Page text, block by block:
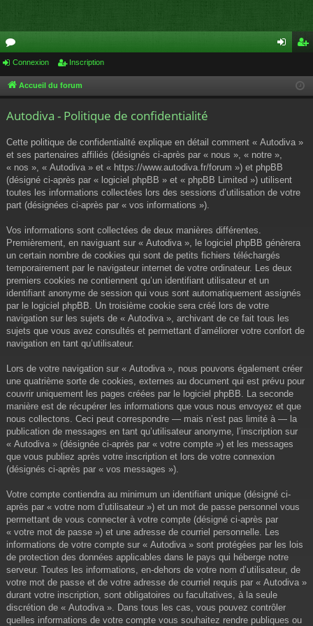
or
u cri
Connexion Inscription
Accueil du forum
Autodiva - Politique de confidentialité
Cette politique de confidentialité explique en détail comment « Autodiva »
et ses partenaires affiliés (désignés ci-après par « nous », « notre »,
« nos », « Autodiva » et « https://www.autodiva.fr/forum ») et phpBB
(désigné ci-après par « logiciel phpBB » et « phpBB Limited ») utilisent
toutes les informations collectées lors des sessions d’utilisation de votre
part (désignées ci-après par « vos informations »).
Vos informations sont collectées de deux manières différentes.
Premièrement, en naviguant sur « Autodiva », le logiciel phpBB génèrera
un certain nombre de cookies qui sont de petits fichiers téléchargés
temporairement par le navigateur internet de votre ordinateur. Les deux
premiers cookies ne contiennent qu’un identifiant utilisateur et un
identifiant anonyme de session qui vous sont automatiquement assignés
par le logiciel phpBB. Un troisième cookie sera créé lors de votre
navigation sur les sujets de « Autodiva », archivant de ce fait tous les
sujets que vous avez consultés et permettant d’améliorer votre confort de
navigation en tant qu’utilisateur.
Lors de votre navigation sur « Autodiva », nous pouvons également créer
une quatrième sorte de cookies, externes au document qui est prévu pour
couvrir uniquement les pages créées par le logiciel phpBB. La seconde
manière est de récupérer les informations que vous nous envoyez et que
nous collectons. Ceci peut correspondre — mais n’est pas limité à — la
publication de messages en tant qu’utilisateur anonyme, l’inscription sur
« Autodiva » (désignée ci-après par « votre compte ») et les messages
que vous publiez après votre inscription et lors de votre connexion
(désignés ci-après par « vos messages »).
Votre compte contiendra au minimum un identifiant unique (désigné ci-
après par « votre nom d’utilisateur ») et un mot de passe personnel vous
permettant de vous connecter à votre compte (désigné ci-après par
« votre mot de passe ») et une adresse de courriel personnelle. Les
informations de votre compte sur « Autodiva » sont protégées par les lois
de protection des données applicables dans le pays qui héberge notre
serveur. Toutes les informations, en-dehors de votre nom d’utilisateur, de
votre mot de passe et de votre adresse de courriel requis par « Autodiva »
durant votre inscription, sont obligatoires ou facultatives, à la seule
discrétion de « Autodiva ». Dans tous les cas, vous pouvez contrôler
quelles informations de votre compte vous souhaitez rendre publiques ou